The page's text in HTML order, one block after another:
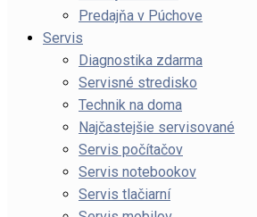
Predajňa v Púchove
Servis
Diagnostika zdarma
Servisné stredisko
Technik na doma
Najčastejšie servisované
Servis počítačov
Servis notebookov
Servis tlačiarní